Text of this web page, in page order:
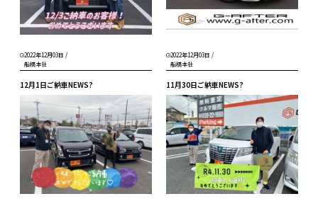
12月1日ご納車NEWS?
2022年12月03日 /
船橋本社
11月30日ご納車NEWS?
2022年12月03日 /
船橋本社